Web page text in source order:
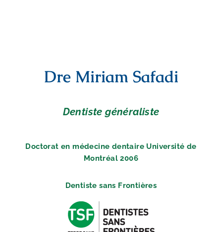
Dre Miriam Safadi
Dentiste généraliste
Doctorat en médecine dentaire Université de
Montréal 2006
Dentiste sans Frontières